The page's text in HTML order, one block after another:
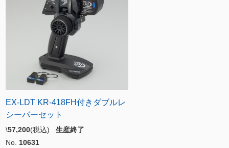
EX-LDT KR-418FH付きダブルレ
シーバーセット
\57,200(税込) 生産終了
No. 10631